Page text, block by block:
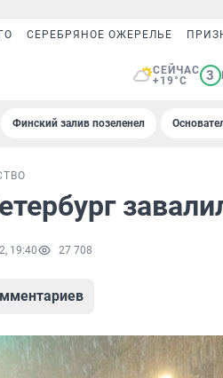
СЕРЕБРЯНОЕ ОЖЕРЕЛЬЕ
СЕЙЧАС
+19°C
3
Финский залив позеленел
19:40 27 708